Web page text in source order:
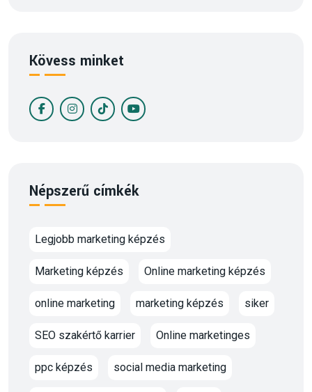
Kövess minket
Népszerű címkék
Legjobb marketing képzés
Marketing képzés Online marketing képzés
online marketing marketing képzés siker
SEO szakértő karrier Online marketinges
ppc képzés social media marketing